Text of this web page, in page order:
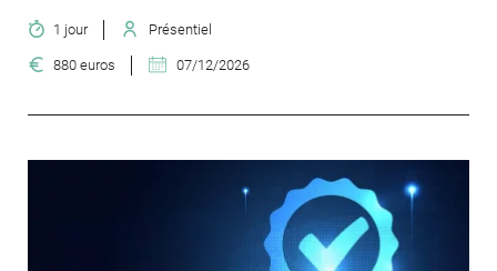
1 jour Présentiel
880 euros 07/12/2026